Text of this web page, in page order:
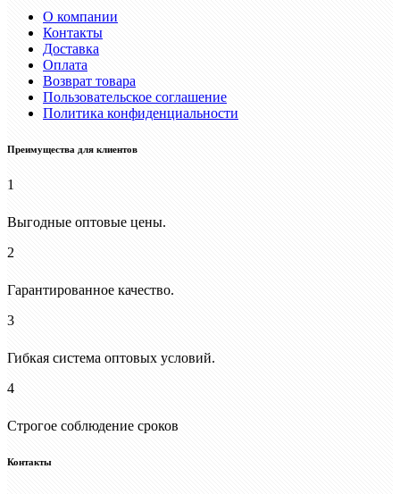
О компании
Контакты
Доставка
Оплата
Возврат товара
Пользовательское соглашение
Политика конфиденциальности
Преимущества для клиентов
1
Выгодные оптовые цены.
2
Гарантированное качество.
3
Гибкая система оптовых условий.
4
Строгое соблюдение сроков
Контакты